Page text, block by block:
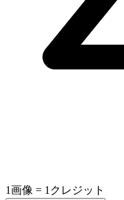
1画像 = 1クレジット